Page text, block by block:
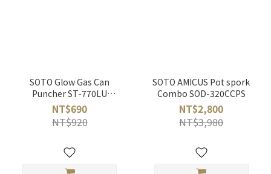
SOTO Glow Gas Can
Puncher ST-770LU
(Glow Green / Glow
Blue)
NT$690
NT$920
SOTO AMICUS Pot spork
Combo SOD-320CCPS
NT$2,800
NT$3,980